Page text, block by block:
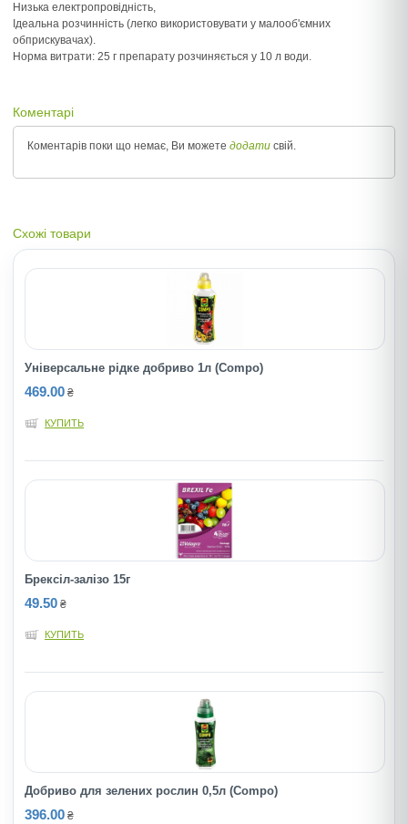
Низька електропровідність,
Ідеальна розчинність (легко використовувати у малооб'ємних
обприскувачах).
Норма витрати: 25 г препарату розчиняється у 10 л води.
Коментарі
Коментарів поки що немає, Ви можете додати свій.
Схожі товари
Універсальне рідке добриво 1л (Compo)
469.00 ₴
КУПИТЬ
Брексiл-залiзо 15г
49.50 ₴
КУПИТЬ
Добриво для зелених рослин 0,5л (Compo)
396.00 ₴